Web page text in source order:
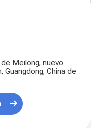
Meilong, nuevo
Guangdong, China de